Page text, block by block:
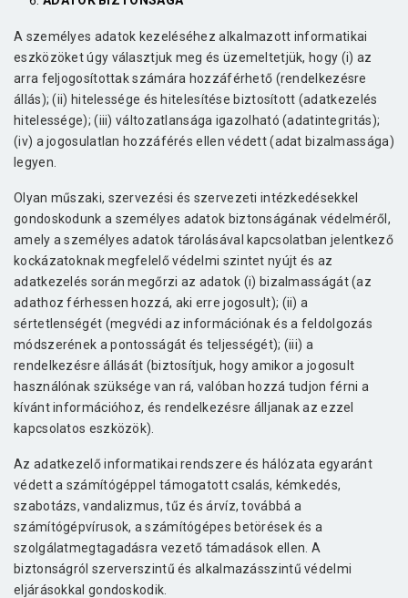
A személyes adatok kezeléséhez alkalmazott informatikai
eszközöket úgy választjuk meg és üzemeltetjük, hogy (i) az
arra feljogosítottak számára hozzáférhető (rendelkezésre
állás); (ii) hitelessége és hitelesítése biztosított (adatkezelés
hitelessége); (iii) változatlansága igazolható (adatintegritás);
(iv) a jogosulatlan hozzáférés ellen védett (adat bizalmassága)
legyen.
Olyan műszaki, szervezési és szervezeti intézkedésekkel
gondoskodunk a személyes adatok biztonságának védelméről,
amely a személyes adatok tárolásával kapcsolatban jelentkező
kockázatoknak megfelelő védelmi szintet nyújt és az
adatkezelés során megőrzi az adatok (i) bizalmasságát (az
adathoz férhessen hozzá, aki erre jogosult); (ii) a
sértetlenségét (megvédi az információnak és a feldolgozás
módszerének a pontosságát és teljességét); (iii) a
rendelkezésre állását (biztosítjuk, hogy amikor a jogosult
használónak szüksége van rá, valóban hozzá tudjon férni a
kívánt információhoz, és rendelkezésre álljanak az ezzel
kapcsolatos eszközök).
Az adatkezelő informatikai rendszere és hálózata egyaránt
védett a számítógéppel támogatott csalás, kémkedés,
szabotázs, vandalizmus, tűz és árvíz, továbbá a
számítógépvírusok, a számítógépes betörések és a
szolgálatmegtagadásra vezető támadások ellen. A
biztonságról szerverszintű és alkalmazásszintű védelmi
eljárásokkal gondoskodik.